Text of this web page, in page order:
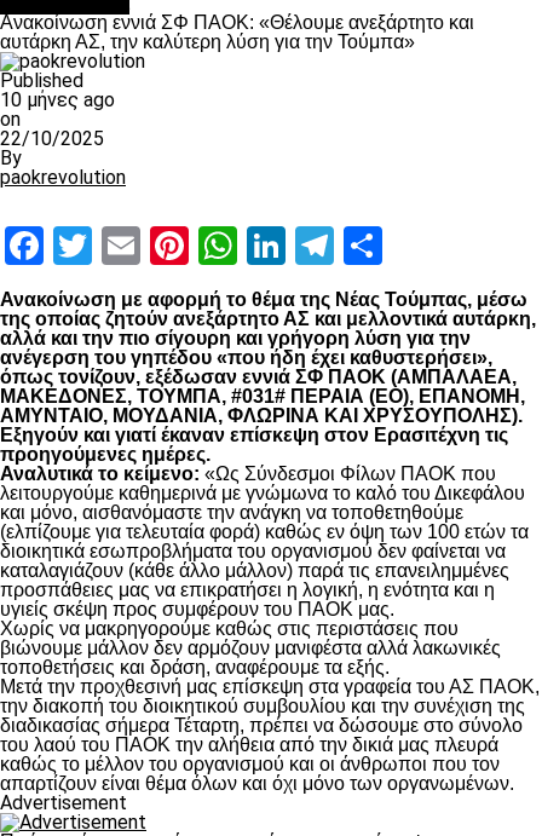
Ανακοίνωση εννιά ΣΦ ΠΑΟΚ: «Θέλουμε ανεξάρτητο και
αυτάρκη ΑΣ, την καλύτερη λύση για την Τούμπα»
Published
10 μήνες ago
on
22/10/2025
By
paokrevolution
Facebook
Twitter
EmailPinterest
WhatsApp
LinkedIn
Telegram
Ανακοίνωση με αφορμή το θέμα της Νέας Τούμπας, μέσω
της οποίας ζητούν ανεξάρτητο ΑΣ και μελλοντικά αυτάρκη,
αλλά και την πιο σίγουρη και γρήγορη λύση για την
ανέγερση του γηπέδου «που ήδη έχει καθυστερήσει»,
όπως τονίζουν, εξέδωσαν εννιά ΣΦ ΠΑΟΚ (ΑΜΠΑΛΑΕΑ,
ΜΑΚΕΔΟΝΕΣ, ΤΟΥΜΠΑ, #031# ΠΕΡΑΙΑ (ΕΟ), ΕΠΑΝΟΜΗ,
ΑΜΥΝΤΑΙΟ, ΜΟΥΔΑΝΙΑ, ΦΛΩΡΙΝΑ ΚΑΙ ΧΡΥΣΟΥΠΟΛΗΣ).
Εξηγούν και γιατί έκαναν επίσκεψη στον Ερασιτέχνη τις
προηγούμενες ημέρες.
Αναλυτικά το κείμενο: «Ως Σύνδεσμοι Φίλων ΠΑΟΚ που
λειτουργούμε καθημερινά με γνώμωνα το καλό του Δικεφάλου
και μόνο, αισθανόμαστε την ανάγκη να τοποθετηθούμε
(ελπίζουμε για τελευταία φορά) καθώς εν όψη των 100 ετών τα
διοικητικά εσωπροβλήματα του οργανισμού δεν φαίνεται να
καταλαγιάζουν (κάθε άλλο μάλλον) παρά τις επανειλημμένες
προσπάθειες μας να επικρατήσει η λογική, η ενότητα και η
υγιείς σκέψη προς συμφέρουν του ΠΑΟΚ μας.
Χωρίς να μακρηγορούμε καθώς στις περιστάσεις που
βιώνουμε μάλλον δεν αρμόζουν μανιφέστα αλλά λακωνικές
τοποθετήσεις και δράση, αναφέρουμε τα εξής.
Μετά την προχθεσινή μας επίσκεψη στα γραφεία του ΑΣ ΠΑΟΚ,
την διακοπή του διοικητικού συμβουλίου και την συνέχιση της
διαδικασίας σήμερα Τέταρτη, πρέπει να δώσουμε στο σύνολο
του λαού του ΠΑΟΚ την αλήθεια από την δικιά μας πλευρά
καθώς το μέλλον του οργανισμού και οι άνθρωποι που τον
απαρτίζουν είναι θέμα όλων και όχι μόνο των οργανωμένων.
Advertisement